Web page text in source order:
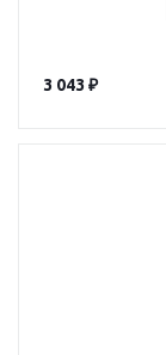
3 043 ₽